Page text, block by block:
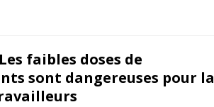
faibles doses de
sont dangereuses pour la